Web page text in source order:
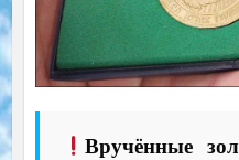
Вручённые